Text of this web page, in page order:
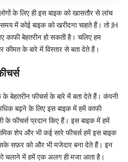
के लिए ही इस बाइक को खासतौर से लांच
में कोई बाइक को खरीदना चाहते हैं। तो JH
बेहतरीन हो सकती है। चलिए हम
कीमत के बारे में विस्तार से बता देते हैं।
बेहतरीन फीचर्स के बारे में बता देते हैं। कंपनी
बढ़ने के लिए इस बाइक में हमें काफी
के फीचर्स प्रदान किए हैं। इस बाइक में हमें
शेप और भी कई सारे फीचर्स हमें इस बाइक
सफ़र को और भी मजेदार बना देते हैं। इन
चलाने में हमें एक अलग ही मजा आता है।